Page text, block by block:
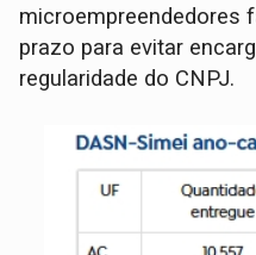
microempreendedores
prazo para evitar
regularidade do CNPJ.